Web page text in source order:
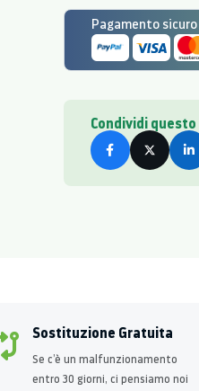
Pagamento
Condividi
Sostituzione Gratuita
Se c’è un malfunzionamento
entro 30 giorni, ci pensiamo noi